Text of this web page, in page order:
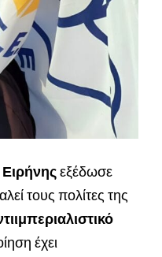
εξέδωσε
τους πολίτες της
έχει